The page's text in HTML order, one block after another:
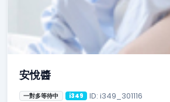
安悅醬
一對多等待中 i349 ID: i349_301116